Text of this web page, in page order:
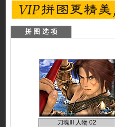
拼 图 选 项
刀魂III 人物 02